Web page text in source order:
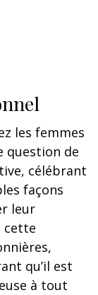
les femmes
question de
célébrant
façons
leur
cette
qu’il est
à tout